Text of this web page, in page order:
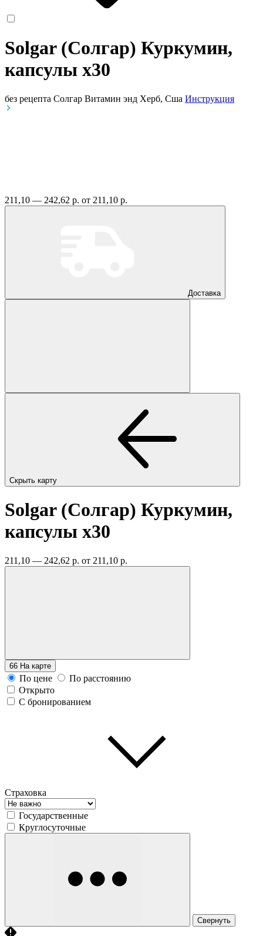
Solgar (Солгар) Куркумин,
капсулы x30
без рецепта Солгар Витамин энд Херб, Сша Инструкция
211,10 — 242,62 р. от 211,10 р.
Доставка
Скрыть карту
Solgar (Солгар) Куркумин,
капсулы x30
211,10 — 242,62 р. от 211,10 р.
66 На карте
По цене
По расстоянию
Открыто
С бронированием
Страховка
Государственные
Круглосуточные
Свернуть